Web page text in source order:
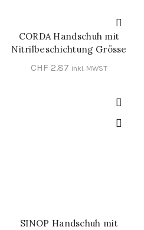
IN DEN WARENKORB
CORDA Handschuh mit
Nitrilbeschichtung Grösse
10
CHF 2.87 inkl. MWST
IN DEN WARENKORB
SINOP Handschuh mit